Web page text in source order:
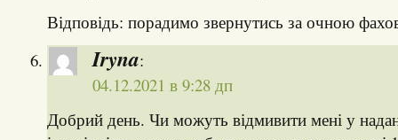
Відповідь: порадимо звернутись за очною
Iryna:
04.12.2021 в 9:28 дп
Добрий день. Чи можуть відмивити мені у